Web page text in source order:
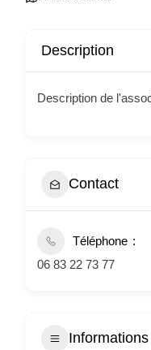
Description
Description de
Contact
Téléphone
06 83 22 73 77